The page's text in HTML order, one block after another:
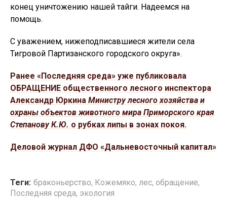
конец уничтожению нашей тайги. Надеемся на
помощь.
С уважением, нижеподписавшиеся жители села
Тигровой Партизанского городского округа».
Ранее «Последняя среда» уже публиковала
ОБРАЩЕНИЕ общественного лесного инспектора
Александр Юркина Министру лесного хозяйства и
охраны объектов животного мира Приморского края
Степанову К.Ю. о рубках липы в зонах покоя.
Деловой журнал ДФО «Дальневосточный капитал»
Теги: браконьерство, Кожемяко, лес, обращение,
Последняя среда, экология